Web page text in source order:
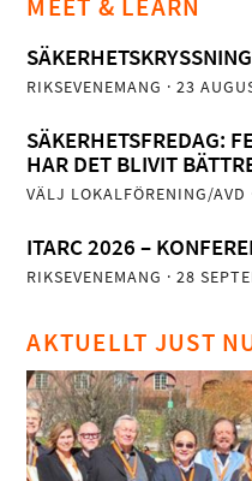
RIKSEVENEMANG · 23
SÄKERHETSFREDAG:
HAR DET BLIVIT
VÄLJ LOKALFÖRENING/AVD
ITARC 2026 –
RIKSEVENEMANG · 28
AKTUELLT JUST